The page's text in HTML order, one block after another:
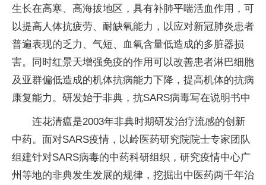
生长在高寒、高海拔地区，具有补肺平喘活血作用，可
以提高人体抗疲劳、耐缺氧能力，以应对新冠肺炎患者
普遍表现的乏力、气短、血氧含量低造成的多脏器损
害。同时红景天增强免疫的作用可以改善患者淋巴细胞
及亚群偏低造成的机体抗病能力下降，提高机体的抗病
康复能力。研发始于非典，抗SARS病毒写在说明书中
连花清瘟是2003年非典时期研发治疗流感的创新
中药。面对SARS疫情，以岭医药研究院院士专家团队
组建针对SARS病毒的中药科研组织，研究疫情中心广
州等地的非典发生发展的规律，挖掘出中医药两千年治